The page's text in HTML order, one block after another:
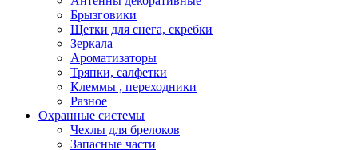
Брызговики
Щетки для снега, скребки
Зеркала
Ароматизаторы
Тряпки, салфетки
Клеммы , переходники
Разное
Охранные системы
Чехлы для брелоков
Запасные части